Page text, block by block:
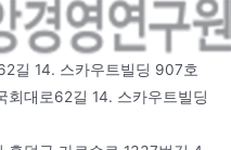
길 14. 스카우트빌딩 907호
회대로62길 14. 스카우트빌딩